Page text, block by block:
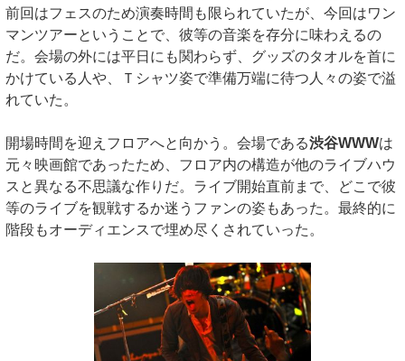
前回はフェスのため演奏時間も限られていたが、今回はワン
マンツアーということで、彼等の音楽を存分に味わえるの
だ。会場の外には平日にも関わらず、グッズのタオルを首に
かけている人や、Ｔシャツ姿で準備万端に待つ人々の姿で溢
れていた。
開場時間を迎えフロアへと向かう。会場である渋谷WWWは
元々映画館であったため、フロア内の構造が他のライブハウ
スと異なる不思議な作りだ。ライブ開始直前まで、どこで彼
等のライブを観戦するか迷うファンの姿もあった。最終的に
階段もオーディエンスで埋め尽くされていった。